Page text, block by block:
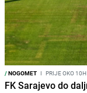
/NOGOMET I PRIJE OKO 10H
FK Sarajevo do